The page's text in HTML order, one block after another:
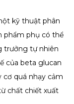
kỹ thuật phân
phẩm phụ có thể
trưởng tự nhiên
của beta glucan
quá nhạy cảm
chất chiết xuất